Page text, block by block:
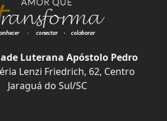
Luterana Apóstolo Pedro
Lenzi Friedrich, 62, Centro
Jaraguá do Sul/SC